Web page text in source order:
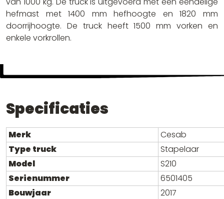
hefmast met 1400 mm hefhoogte en 1820 mm
doorrijhoogte. De truck heeft 1500 mm vorken en
enkele vorkrollen.
Specificaties
Merk
Cesab
Type truck
Stapelaar
Model
S210
Serienummer
6501405
Bouwjaar
2017